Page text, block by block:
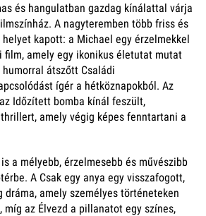
és hangulatban gazdag kínálattal várja
A nagyteremben több friss és
kapott: a Michael egy érzelmekkel
amely egy ikonikus életutat mutat
humorral átszőtt Családi
ígér a hétköznapokból. Az
Időzített bomba kínál feszült,
amely végig képes fenntartani a
a mélyebb, érzelmesebb és művészibb
A Csak egy anya egy visszafogott,
dráma, amely személyes történeteken
míg az Élvezd a pillanatot egy színes,